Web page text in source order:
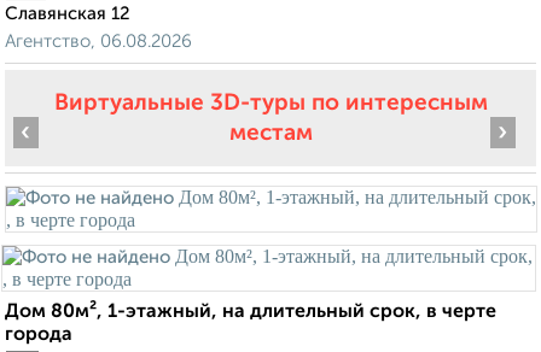
Славянская 12
Агентство, 06.08.2026
Виртуальные 3D-туры по интересным
местам
‹ ›
Дом 80м², 1-этажный, на длительный срок, в черте
города